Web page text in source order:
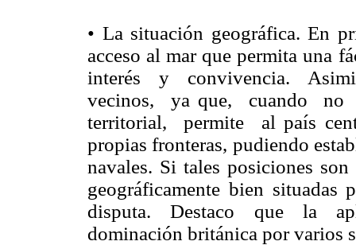
• La situación geográfica. En
acceso al mar que permita una
interés y convivencia.
vecinos, ya que, cuando no
territorial, permite al país
propias fronteras, pudiendo
navales. Si tales posiciones
geográficamente bien
disputa. Destaco que la
dominación británica por varios